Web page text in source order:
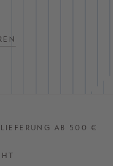
LIEFERUNG AB 500 €